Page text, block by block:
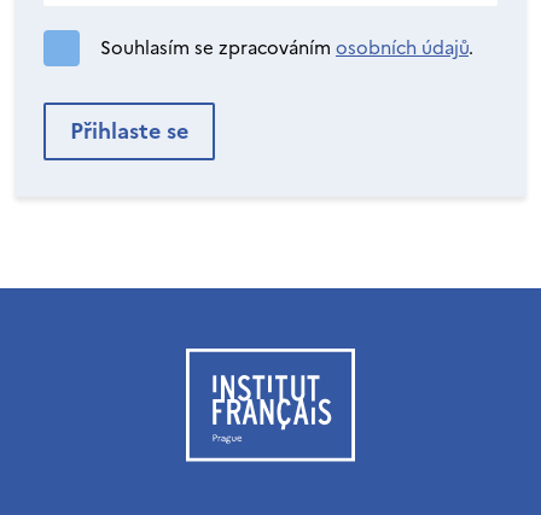
Souhlasím se zpracováním osobních údajů.